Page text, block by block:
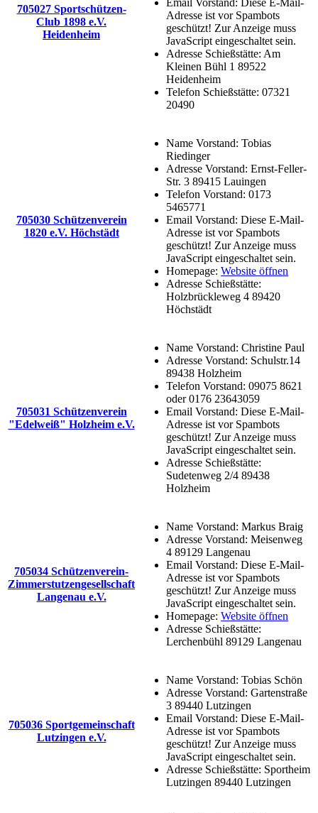
705027 Sportschützen-
Club 1898 e.V.
Heidenheim
Adresse ist vor Spambots
geschützt! Zur Anzeige muss
JavaScript eingeschaltet sein.
Adresse Schießstätte: Am
Kleinen Bühl 1 89522
Heidenheim
Telefon Schießstätte: 07321
20490
705030 Schützenverein
1820 e.V. Höchstädt
Name Vorstand: Tobias
Riedinger
Adresse Vorstand: Ernst-Feller-
Str. 3 89415 Lauingen
Telefon Vorstand: 0173
5465771
Email Vorstand: Diese E-Mail-
Adresse ist vor Spambots
geschützt! Zur Anzeige muss
JavaScript eingeschaltet sein.
Homepage: Website öffnen
Adresse Schießstätte:
Holzbrückleweg 4 89420
Höchstädt
705031 Schützenverein
"Edelweiß" Holzheim e.V.
Name Vorstand: Christine Paul
Adresse Vorstand: Schulstr.14
89438 Holzheim
Telefon Vorstand: 09075 8621
oder 0176 23643059
Email Vorstand: Diese E-Mail-
Adresse ist vor Spambots
geschützt! Zur Anzeige muss
JavaScript eingeschaltet sein.
Adresse Schießstätte:
Sudetenweg 2/4 89438
Holzheim
705034 Schützenverein-
Zimmerstutzengesellschaft
Langenau e.V.
Name Vorstand: Markus Braig
Adresse Vorstand: Meisenweg
4 89129 Langenau
Email Vorstand: Diese E-Mail-
Adresse ist vor Spambots
geschützt! Zur Anzeige muss
JavaScript eingeschaltet sein.
Homepage: Website öffnen
Adresse Schießstätte:
Lerchenbühl 89129 Langenau
705036 Sportgemeinschaft
Lutzingen e.V.
Name Vorstand: Tobias Schön
Adresse Vorstand: Gartenstraße
3 89440 Lutzingen
Email Vorstand: Diese E-Mail-
Adresse ist vor Spambots
geschützt! Zur Anzeige muss
JavaScript eingeschaltet sein.
Adresse Schießstätte: Sportheim
Lutzingen 89440 Lutzingen